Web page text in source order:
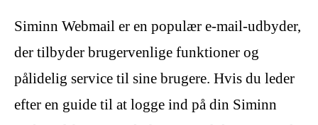
Siminn Webmail er en populær e-mail-udbyder,
der tilbyder brugervenlige funktioner og
pålidelig service til sine brugere. Hvis du leder
efter en guide til at logge ind på din Siminn